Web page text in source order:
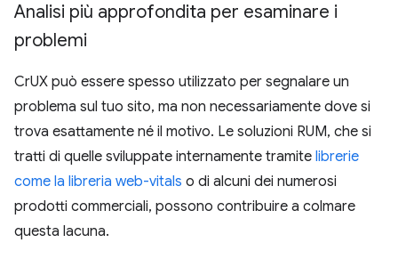
Analisi più approfondita per esaminare i
problemi
CrUX può essere spesso utilizzato per segnalare un
problema sul tuo sito, ma non necessariamente dove si
trova esattamente né il motivo. Le soluzioni RUM, che si
tratti di quelle sviluppate internamente tramite librerie
come la libreria web-vitals o di alcuni dei numerosi
prodotti commerciali, possono contribuire a colmare
questa lacuna.